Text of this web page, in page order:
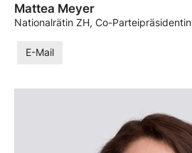
Mattea Meyer
Nationalrätin ZH, Co-Parteipräsidentin
E-Mail